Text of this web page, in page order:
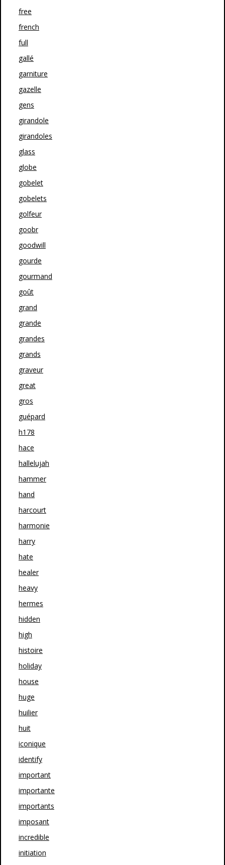
free
french
full
gallé
garniture
gazelle
gens
girandole
girandoles
glass
globe
gobelet
gobelets
golfeur
goobr
goodwill
gourde
gourmand
goût
grand
grande
grandes
grands
graveur
great
gros
guépard
h178
hace
hallelujah
hammer
hand
harcourt
harmonie
harry
hate
healer
heavy
hermes
hidden
high
histoire
holiday
house
huge
huilier
huit
iconique
identify
important
importante
importants
imposant
incredible
initiation